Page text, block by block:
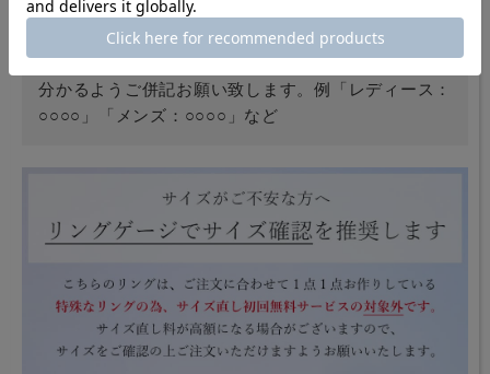
い。注文画面の「刻印対象商品をご注文の方はこちら
にご記入ください」欄に刻印内容をご記入ください。
商品を2個以上お買い上げの場合は、刻印対象商品が
分かるようご併記お願い致します。例「レディース：
○○○○」「メンズ：○○○○」など